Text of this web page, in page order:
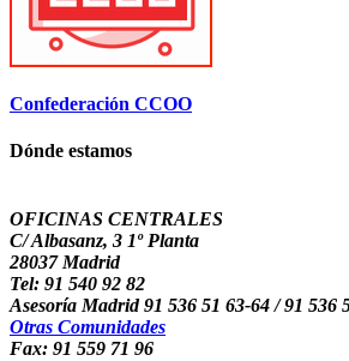
Confederación CCOO
Dónde estamos
OFICINAS CENTRALES
C/ Albasanz, 3 1º Planta
28037 Madrid
Tel: 91 540 92 82
Asesoría Madrid 91 536 51 63-64 / 91 536
Otras Comunidades
Fax: 91 559 71 96